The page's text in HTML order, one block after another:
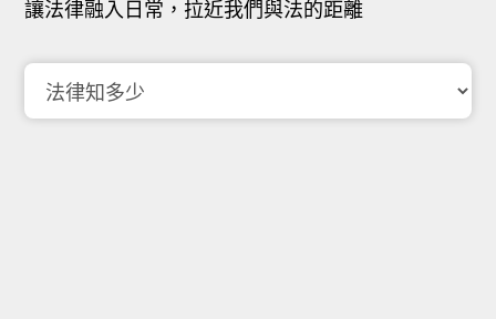
讓法律融入日常，拉近我們與法的距離